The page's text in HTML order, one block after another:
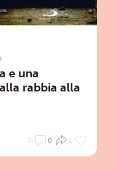
e una
rabbia alla
0 0 1